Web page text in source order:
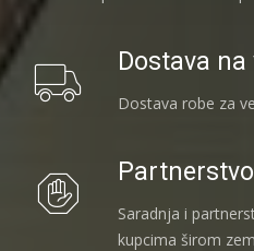
Dostava
Dostava robe za
Partnerstvo
Saradnja i
kupcima širom